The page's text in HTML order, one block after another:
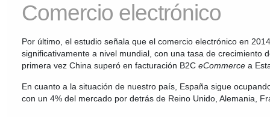
Comercio electrónico
Por último, el estudio señala que el comercio electrónico en
significativamente a nivel mundial, con una tasa de crecimiento
primera vez China superó en facturación B2C eCommerce a
En cuanto a la situación de nuestro país, España sigue
con un 4% del mercado por detrás de Reino Unido, Alemania,